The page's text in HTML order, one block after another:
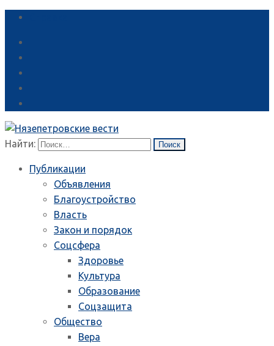
Найти:
Публикации
Объявления
Благоустройство
Власть
Закон и порядок
Соцсфера
Здоровье
Культура
Образование
Соцзащита
Общество
Вера